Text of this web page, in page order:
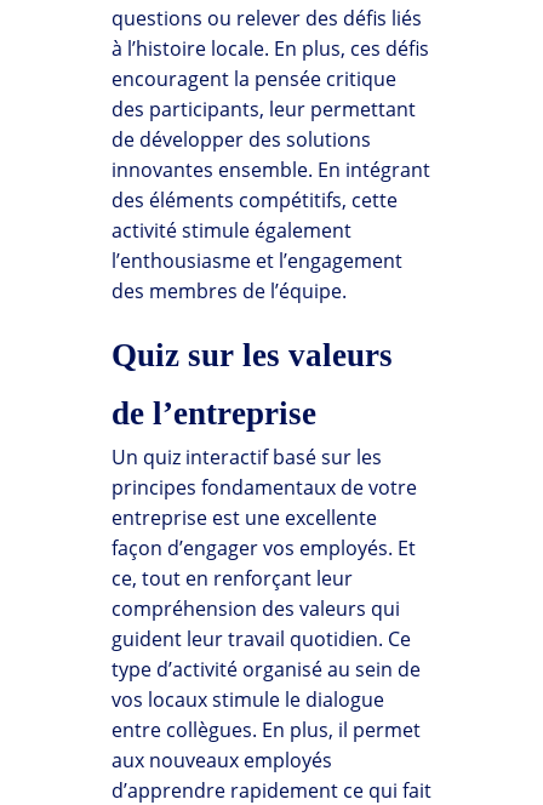
questions ou relever des défis liés
à l’histoire locale. En plus, ces défis
encouragent la pensée critique
des participants, leur permettant
de développer des solutions
innovantes ensemble. En intégrant
des éléments compétitifs, cette
activité stimule également
l’enthousiasme et l’engagement
des membres de l’équipe.
Quiz sur les valeurs
de l’entreprise
Un quiz interactif basé sur les
principes fondamentaux de votre
entreprise est une excellente
façon d’engager vos employés. Et
ce, tout en renforçant leur
compréhension des valeurs qui
guident leur travail quotidien. Ce
type d’activité organisé au sein de
vos locaux stimule le dialogue
entre collègues. En plus, il permet
aux nouveaux employés
d’apprendre rapidement ce qui fait